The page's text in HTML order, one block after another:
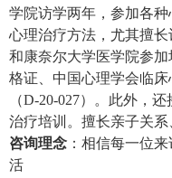
学院访学两年，参加各
心理治疗方法，尤其擅
和康奈尔大学医学院参
格证、中国心理学会临
（D-20-027）。此外，
治疗培训。擅长亲子关系
咨询理念 ：相信每一位
活